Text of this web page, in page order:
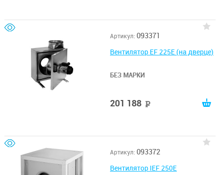
Артикул: 093371
Вентилятор EF 225E (на дверце)
БЕЗ МАРКИ
201 188
Артикул: 093372
Вентилятор IEF 250E